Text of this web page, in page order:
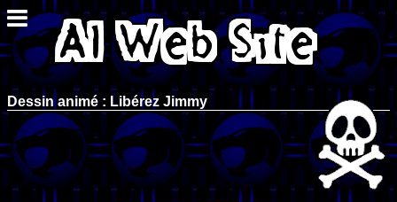
Dessin animé : Libérez Jimmy